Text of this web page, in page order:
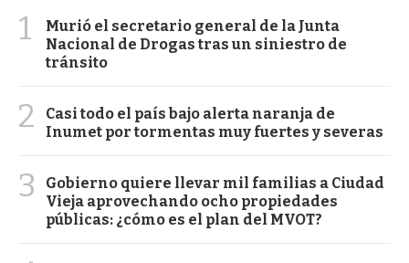
1
Murió el secretario general de la Junta
Nacional de Drogas tras un siniestro de
tránsito
2
Casi todo el país bajo alerta naranja de
Inumet por tormentas muy fuertes y severas
3
Gobierno quiere llevar mil familias a Ciudad
Vieja aprovechando ocho propiedades
públicas: ¿cómo es el plan del MVOT?